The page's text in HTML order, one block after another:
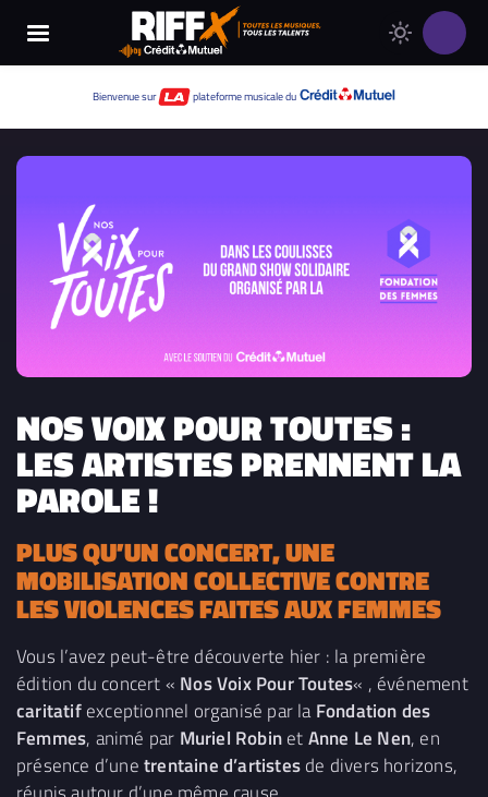
Bienvenue sur plateforme musicale du
Changer
de
RIFFX
Thème
clair
NOS VOIX POUR TOUTES :
LES ARTISTES PRENNENT LA
PAROLE !
PLUS QU’UN CONCERT, UNE
MOBILISATION COLLECTIVE CONTRE
LES VIOLENCES FAITES AUX FEMMES
Vous l’avez peut-être découverte hier : la première
édition du concert « Nos Voix Pour Toutes« , événement
caritatif exceptionnel organisé par la Fondation des
Femmes, animé par Muriel Robin et Anne Le Nen, en
présence d’une trentaine d’artistes de divers horizons,